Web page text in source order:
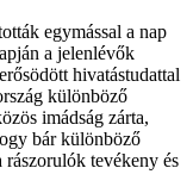
egymással a nap
a jelenlévők
hivatástudattal
különböző
imádság zárta,
bár különböző
tevékeny és